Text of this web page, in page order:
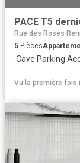
Rue des Roses
5 Pièces
·Cave·Parking·
Vu la première fois